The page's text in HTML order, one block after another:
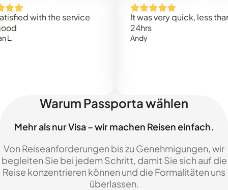
with the service
It was very quick, less than
24hrs
Warum Passporta wählen
Mehr als nur Visa – wir machen Reisen einfach.
Von Reiseanforderungen bis zu Genehmigungen, wir
begleiten Sie bei jedem Schritt, damit Sie sich auf die
Reise konzentrieren können und die Formalitäten uns
überlassen.